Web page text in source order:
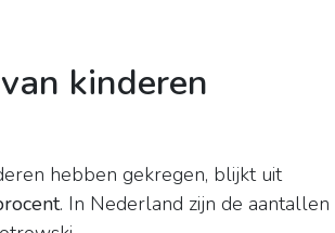
kinderen
hebben gekregen, blijkt uit
. In Nederland zijn de aantallen